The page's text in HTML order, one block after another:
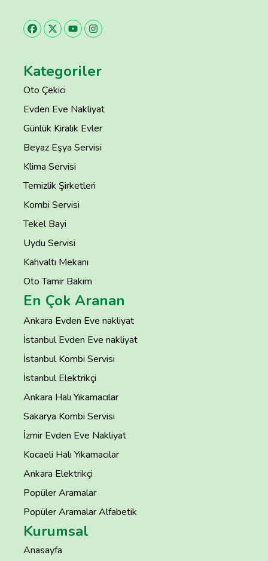
Kategoriler
Oto Çekici
Evden Eve Nakliyat
Günlük Kiralık Evler
Beyaz Eşya Servisi
Klima Servisi
Temizlik Şirketleri
Kombi Servisi
Tekel Bayi
Uydu Servisi
Kahvaltı Mekanı
Oto Tamir Bakım
En Çok Aranan
Ankara Evden Eve nakliyat
İstanbul Evden Eve nakliyat
İstanbul Kombi Servisi
İstanbul Elektrikçi
Ankara Halı Yıkamacılar
Sakarya Kombi Servisi
İzmir Evden Eve Nakliyat
Kocaeli Halı Yıkamacılar
Ankara Elektrikçi
Popüler Aramalar
Popüler Aramalar Alfabetik
Kurumsal
Anasayfa